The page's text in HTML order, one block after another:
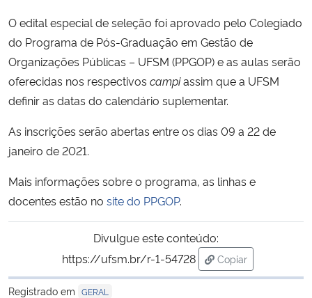
O edital especial de seleção foi aprovado pelo Colegiado
do Programa de Pós-Graduação em Gestão de
Organizações Públicas – UFSM (PPGOP) e as aulas serão
oferecidas nos respectivos campiassim que a UFSM
definir as datas do calendário suplementar.
As inscrições serão abertas entre os dias 09 a 22 de
janeiro de 2021.
Mais informações sobre o programa, as linhas e
docentes estão no site do PPGOP.
Divulgue este conteúdo:
https://ufsm.br/r-1-54728
Copiar
para área de
Registrado em GERAL